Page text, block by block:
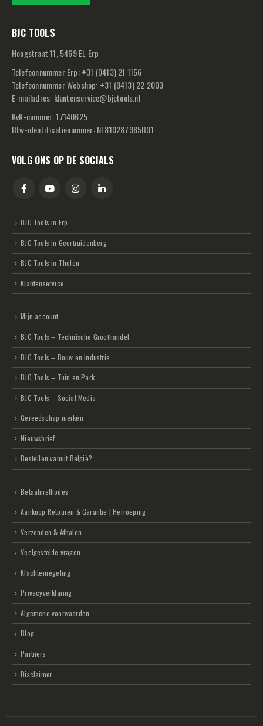
BJC TOOLS
Hoogstraat 11, 5469 EL Erp
Telefoonnummer Erp:+31 (0413) 21 1156
Telefoonnummer Webshop: +31 (0413) 22 2003
E-mailadres: klantenservice@bjctools.nl
KvK-nummer: 17140625
Btw-identificatienummer: NL810287985B01
VOLG ONS OP DE SOCIALS
BJC Tools in Erp
BJC Tools in Geertruidenberg
BJC Tools in Tholen
Klantenservice
Mijn account
BJC Tools – Technische Groothandel
BJC Tools – Bouw en Industrie
BJC Tools – Tuin en Park
BJC Tools – Social Media
Gereedschap merken
Nieuwsbrief
Bestellen vanuit België?
Betaalmethodes
Aankoop Retouren & Garantie | Herroeping
Verzenden & Afhalen
Veelgestelde vragen
Klachtenregeling
Privacyverklaring
Algemene voorwaarden
Blog
Partners
Disclaimer